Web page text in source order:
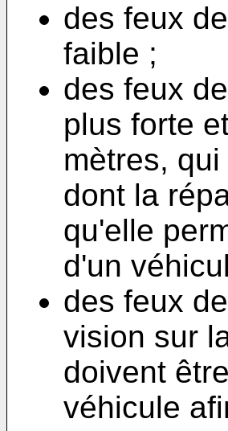
des feux
faible ;
des feux
plus forte
mètres,
dont la
qu'elle
d'un
des feux
vision sur
doivent
véhicule